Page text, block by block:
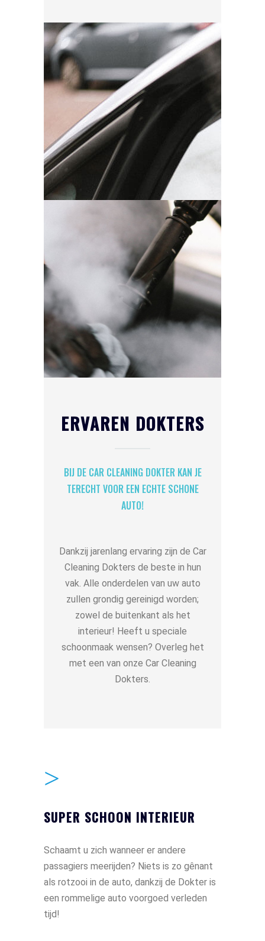
ERVAREN DOKTERS
BIJ DE CAR CLEANING DOKTER KAN JE
TERECHT VOOR EEN ECHTE SCHONE
AUTO!
Dankzij jarenlang ervaring zijn de Car
Cleaning Dokters de beste in hun
vak. Alle onderdelen van uw auto
zullen grondig gereinigd worden;
zowel de buitenkant als het
interieur! Heeft u speciale
schoonmaak wensen? Overleg het
met een van onze Car Cleaning
Dokters.
SUPER SCHOON INTERIEUR
Schaamt u zich wanneer er andere
passagiers meerijden? Niets is zo gênant
als rotzooi in de auto, dankzij de Dokter is
een rommelige auto voorgoed verleden
tijd!